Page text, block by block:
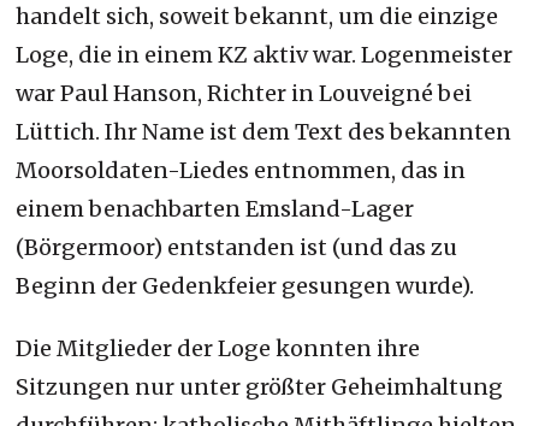
handelt sich, soweit bekannt, um die einzige
Loge, die in einem KZ aktiv war. Logenmeister
war Paul Hanson, Richter in Louveigné bei
Lüttich. Ihr Name ist dem Text des bekannten
Moorsoldaten-Liedes entnommen, das in
einem benachbarten Emsland-Lager
(Börgermoor) entstanden ist (und das zu
Beginn der Gedenkfeier gesungen wurde).
Die Mitglieder der Loge konnten ihre
Sitzungen nur unter größter Geheimhaltung